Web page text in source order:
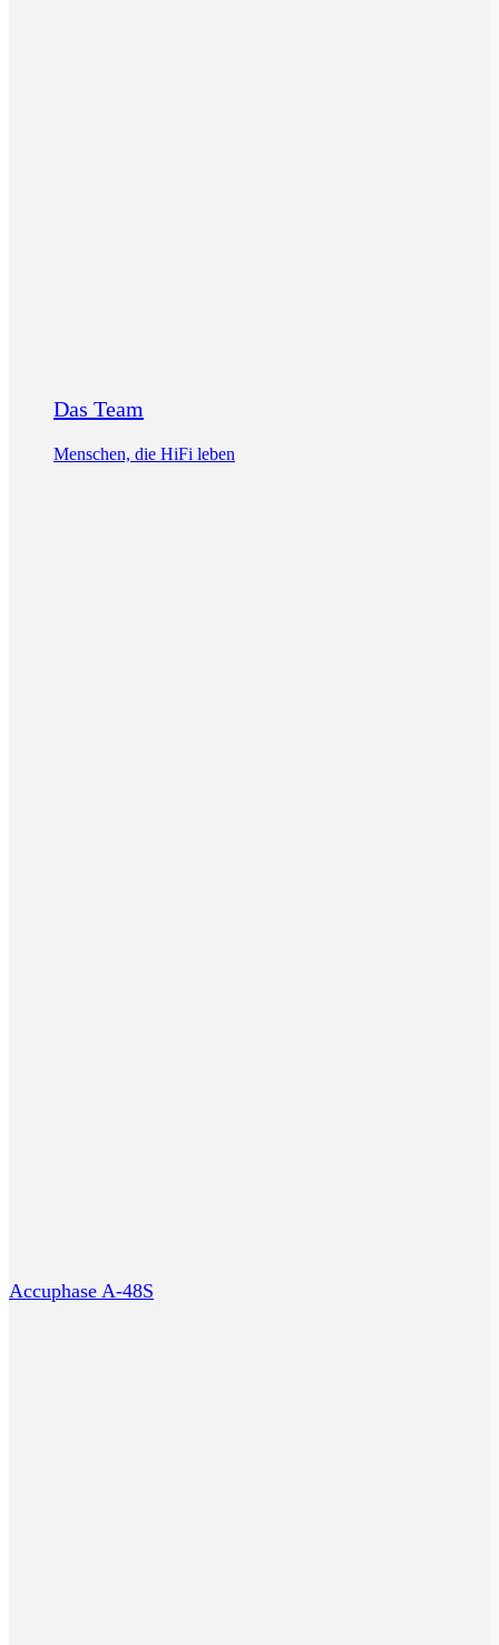
Das Team
Menschen, die HiFi leben
Accuphase A-48S